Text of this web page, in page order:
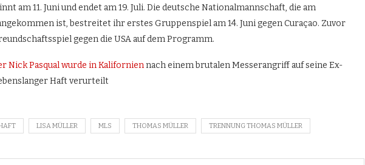
am 11. Juni und endet am 19. Juli. Die deutsche Nationalmannschaft, die am
ist, bestreitet ihr erstes Gruppenspiel am 14. Juni gegen Curaçao. Zuvor
gegen die USA auf dem Programm.
Nick Pasqual wurde in Kaliforniennach einem brutalen Messerangriff auf seine Ex-
Haft verurteilt
LISA MÜLLER MLS THOMAS MÜLLER TRENNUNG THOMAS MÜLLER